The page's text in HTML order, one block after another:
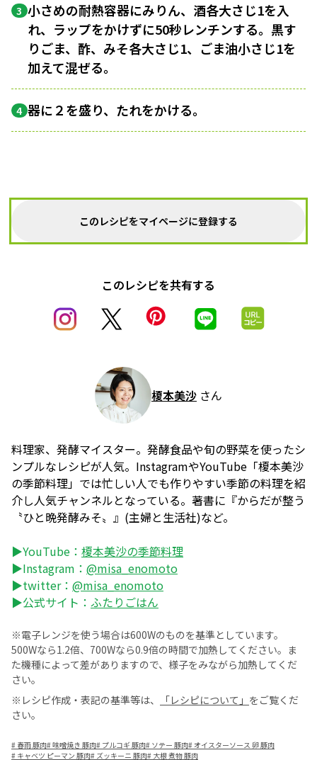
3 小さめの耐熱容器にみりん、酒各大さじ1を入
れ、ラップをかけずに50秒レンチンする。黒す
りごま、酢、みそ各大さじ1、ごま油小さじ1を
加えて混ぜる。
4 器に２を盛り、たれをかける。
このレシピをマイページに登録する
このレシピを共有する
榎本美沙 さん
料理家、発酵マイスター。発酵食品や旬の野菜を使ったシ
ンプルなレシピが人気。InstagramやYouTube「榎本美沙
の季節料理」では忙しい人でも作りやすい季節の料理を紹
介し人気チャンネルとなっている。著書に『からだが整う
〝ひと晩発酵みそ〟』(主婦と生活社)など。
▶YouTube： 榎本美沙の季節料理
▶Instagram： @misa_enomoto
▶twitter： @misa_enomoto
▶公式サイト： ふたりごはん
※電子レンジを使う場合は600Wのものを基準としています。
500Wなら1.2倍、700Wなら0.9倍の時間で加熱してください。ま
た機種によって差がありますので、様子をみながら加熱してくだ
さい。
※レシピ作成・表記の基準等は、
「レシピについて」 をご覧くだ
さい。
# 春雨 豚肉#味噌焼き 豚肉# プルコギ 豚肉# ソテー 豚肉#オイスターソース 卵 豚肉
# キャベツ ピーマン 豚肉# ズッキーニ 豚肉# 大根 煮物 豚肉